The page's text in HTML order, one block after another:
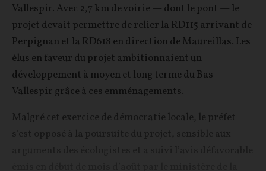
Vallespir. Avec 2,7 km de voirie — dont le pont — le
projet devait permettre de relier la RD115 arrivant de
Perpignan et la RD618 en direction de Maureillas. Les
élus en faveur du projet ambitionnaient un
développement à moyen et long terme du Bas
Vallespir grâce à ces emménagements.
Malgré cet exercice de démocratie locale, le préfet